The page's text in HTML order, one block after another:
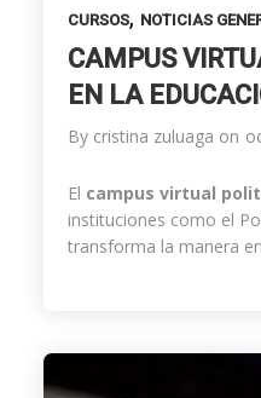
CURSOS, NOTICIAS
CAMPUS
EN LA
By cristina zuluaga on
El campus virtual
instituciones como el
transforma la manera